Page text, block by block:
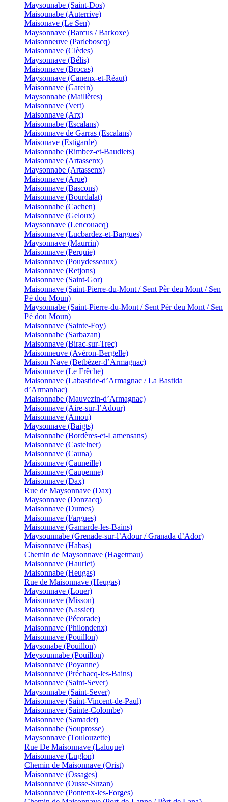
Maysounabe (Saint-Dos)
Maisounabe (Auterrive)
Maisonave (Le Sen)
Maysonnave (Barcus / Barkoxe)
Maisonneuve (Parleboscq)
Maisonnave (Clèdes)
Maysonnave (Bélis)
Maisonnave (Brocas)
Maysonnave (Canenx-et-Réaut)
Maisonnave (Garein)
Maysonnabe (Maillères)
Maisonnave (Vert)
Maisonnave (Arx)
Maisonnabe (Escalans)
Maisonnave de Garras (Escalans)
Maisonave (Estigarde)
Maisonnabe (Rimbez-et-Baudiets)
Maisonnave (Artassenx)
Maysonnabe (Artassenx)
Maisonnave (Arue)
Maisonnave (Bascons)
Maisonnave (Bourdalat)
Maisonnabe (Cachen)
Maisonnave (Geloux)
Maysonnave (Lencouacq)
Maisonnave (Lucbardez-et-Bargues)
Maysonnave (Maurrin)
Maisonnave (Perquie)
Maisonnave (Pouydesseaux)
Maisonnave (Retjons)
Maisonnave (Saint-Gor)
Maisonnave (Saint-Pierre-du-Mont / Sent Pèr deu Mont / Sen
Pè dou Moun)
Maysonnabe (Saint-Pierre-du-Mont / Sent Pèr deu Mont / Sen
Pè dou Moun)
Maisonnave (Sainte-Foy)
Maisonnabe (Sarbazan)
Maisonnave (Birac-sur-Trec)
Maisonneuve (Avéron-Bergelle)
Maison Nave (Betbézer-d’Armagnac)
Maisonnave (Le Frêche)
Maisonnave (Labastide-d’Armagnac / La Bastida
d’Armanhac)
Maisonnabe (Mauvezin-d’Armagnac)
Maisonnave (Aire-sur-l’Adour)
Maisonnave (Amou)
Maysonnave (Baigts)
Maisonnabe (Bordères-et-Lamensans)
Maisonnave (Castelner)
Maisonnave (Cauna)
Maisonnave (Cauneille)
Maisonnave (Caupenne)
Maisonnave (Dax)
Rue de Maysonnave (Dax)
Maysonnave (Donzacq)
Maisonnave (Dumes)
Maisonnave (Fargues)
Maisonnave (Gamarde-les-Bains)
Maysounnabe (Grenade-sur-l’Adour / Granada d’Ador)
Maisonnave (Habas)
Chemin de Maysonnave (Hagetmau)
Maisonnave (Hauriet)
Maisonnabe (Heugas)
Rue de Maisonnave (Heugas)
Maysonnave (Louer)
Maisonnave (Misson)
Maisonnave (Nassiet)
Maisonnave (Pécorade)
Maisonnave (Philondenx)
Maisonnave (Pouillon)
Maysonabe (Pouillon)
Meysounnabe (Pouillon)
Maisonnave (Poyanne)
Maisonnave (Préchacq-les-Bains)
Maisonnave (Saint-Sever)
Maysonnabe (Saint-Sever)
Maisonnave (Saint-Vincent-de-Paul)
Maisonnave (Sainte-Colombe)
Maisonnave (Samadet)
Maisonnabe (Souprosse)
Maysonnave (Toulouzette)
Rue De Maisonnave (Laluque)
Maisonnave (Luglon)
Chemin de Maisonnave (Orist)
Maisonnave (Ossages)
Maisonnave (Ousse-Suzan)
Maisonnave (Pontenx-les-Forges)